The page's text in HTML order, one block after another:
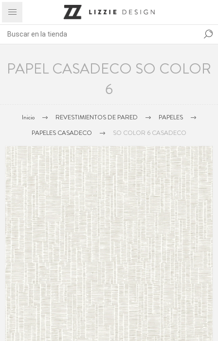
PAPEL CASADECO SO COLOR
6
Inicio REVESTIMIENTOS DE PARED
PAPELES
PAPELES CASADECO
SO COLOR 6 CASADECO